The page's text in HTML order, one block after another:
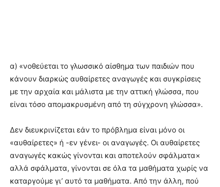
α) «νοθεύεται το γλωσσικό αίσθημα των παιδιών που
κάνουν διαρκώς αυθαίρετες αναγωγές και συγκρίσεις
με την αρχαία και μάλιστα με την αττική γλώσσα, που
είναι τόσο απομακρυσμένη από τη σύγχρονη γλώσσα».
Δεν διευκρινίζεται εάν το πρόβλημα είναι μόνο οι
«αυθαίρετες» ή -εν γένει- οι αναγωγές. Οι αυθαίρετες
αναγωγές κακώς γίνονται και αποτελούν σφάλματα×
αλλά σφάλματα, γίνονται σε όλα τα μαθήματα χωρίς να
καταργούμε γι’ αυτό τα μαθήματα. Από την άλλη, πού